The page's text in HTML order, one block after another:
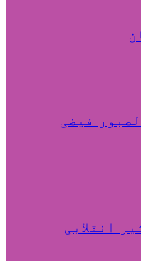
فیضی
انقلابی